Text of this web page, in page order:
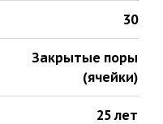
30
Закрытые поры
(ячейки)
25 лет